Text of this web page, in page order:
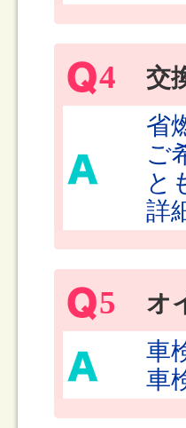
4
交
省
ご
と
詳
5
オ
車
車